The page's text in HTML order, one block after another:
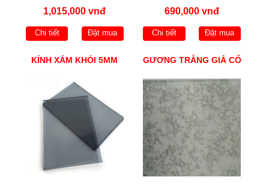
1,015,000 vnđ
Chi tiết Đặt mua
690,000 vnđ
Chi tiết Đặt mua
KÍNH XÁM KHÓI 5MM GƯƠNG TRẮNG GIẢ CỔ